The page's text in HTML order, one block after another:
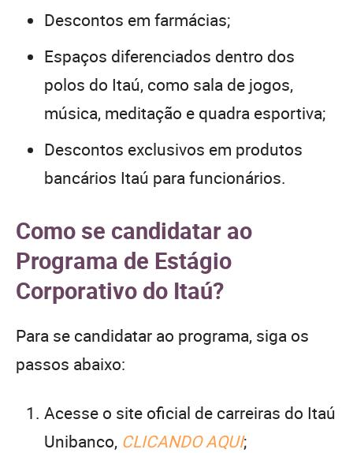
Descontos em farmácias;
Espaços diferenciados dentro dos
polos do Itaú, como sala de jogos,
música, meditação e quadra esportiva;
Descontos exclusivos em produtos
bancários Itaú para funcionários.
Como se candidatar ao
Programa de Estágio
Corporativo do Itaú?
Para se candidatar ao programa, siga os
passos abaixo:
Acesse o site oficial de carreiras do Itaú
Unibanco, CLICANDO AQUI;